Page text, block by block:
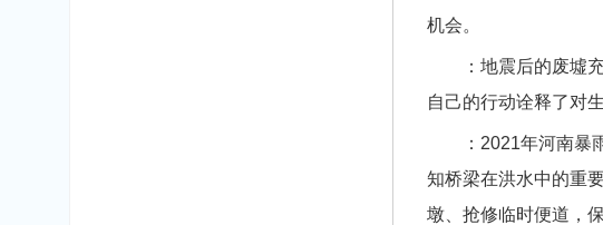
机会。
：地震后的废墟充
自己的行动诠释了对
：2021年河南暴雨
知桥梁在洪水中的重
墩、抢修临时便道，